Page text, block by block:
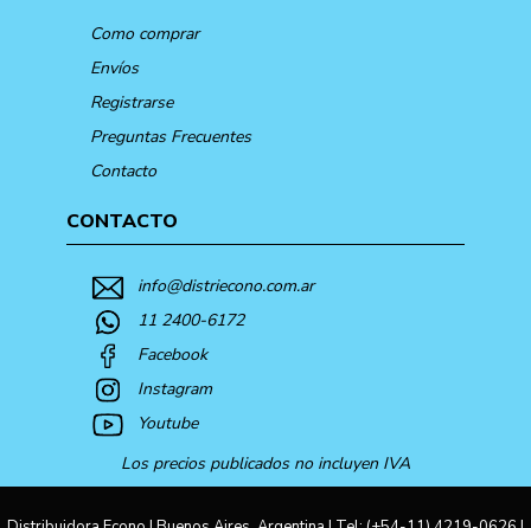
Como comprar
Envíos
Registrarse
Preguntas Frecuentes
Contacto
CONTACTO
info@distriecono.com.ar
11 2400-6172
Facebook
Instagram
Youtube
Los precios publicados no incluyen IVA